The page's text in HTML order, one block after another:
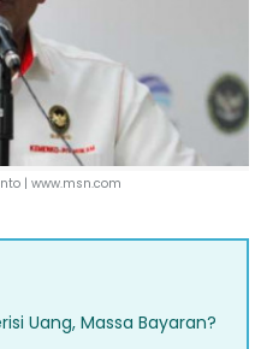
| www.msn.com
Uang, Massa Bayaran?